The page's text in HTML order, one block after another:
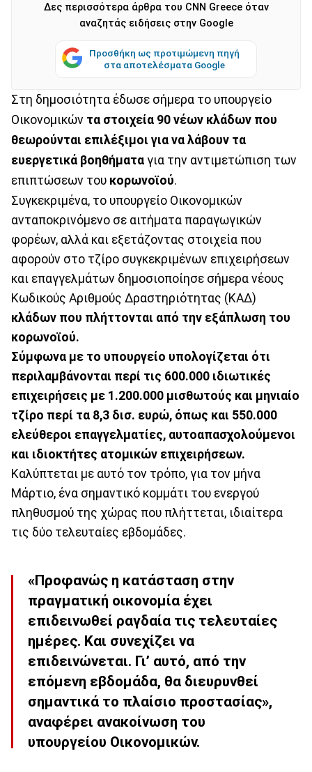
Δες περισσότερα άρθρα του CNN Greece όταν
αναζητάς ειδήσεις στην Google
Προσθήκη ως προτιμώμενη πηγή
στα αποτελέσματα Google
Στη δημοσιότητα έδωσε σήμερα το υπουργείο
Οικονομικών τα στοιχεία 90 νέων κλάδων που
θεωρούνται επιλέξιμοι για να λάβουν τα
ευεργετικά βοηθήματα για την αντιμετώπιση των
επιπτώσεων του κορωνοϊού.
Συγκεκριμένα, το υπουργείο Οικονομικών
ανταποκρινόμενο σε αιτήματα παραγωγικών
φορέων, αλλά και εξετάζοντας στοιχεία που
αφορούν στο τζίρο συγκεκριμένων επιχειρήσεων
και επαγγελμάτων δημοσιοποίησε σήμερα νέους
Κωδικούς Αριθμούς Δραστηριότητας (ΚΑΔ)
κλάδων που πλήττονται από την εξάπλωση του
κορωνοϊού.
Σύμφωνα με το υπουργείο υπολογίζεται ότι
περιλαμβάνονται περί τις 600.000 ιδιωτικές
επιχειρήσεις με 1.200.000 μισθωτούς και μηνιαίο
τζίρο περί τα 8,3 δισ. ευρώ, όπως και 550.000
ελεύθεροι επαγγελματίες, αυτοαπασχολούμενοι
και ιδιοκτήτες ατομικών επιχειρήσεων.
Καλύπτεται με αυτό τον τρόπο, για τον μήνα
Μάρτιο, ένα σημαντικό κομμάτι του ενεργού
πληθυσμού της χώρας που πλήττεται, ιδιαίτερα
τις δύο τελευταίες εβδομάδες.
«Προφανώς η κατάσταση στην
πραγματική οικονομία έχει
επιδεινωθεί ραγδαία τις τελευταίες
ημέρες. Και συνεχίζει να
επιδεινώνεται. Γι’ αυτό, από την
επόμενη εβδομάδα, θα διευρυνθεί
σημαντικά το πλαίσιο προστασίας»,
αναφέρει ανακοίνωση του
υπουργείου Οικονομικών.